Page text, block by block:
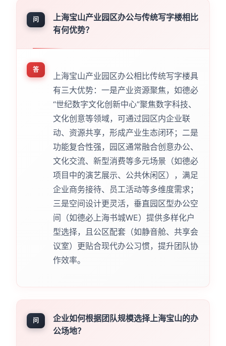
问
上海宝山产业园区办公与传统写字楼相比
有何优势？
答
上海宝山产业园区办公相比传统写字楼具
有三大优势：一是产业资源聚焦，如德必
“世纪数字文化创新中心”聚焦数字科技、
文化创意等领域，可通过园区内企业联
动、资源共享，形成产业生态闭环；二是
功能复合性强，园区通常融合创意办公、
文化交流、新型消费等多元场景（如德必
项目中的演艺展示、公共休闲区），满足
企业商务接待、员工活动等多维度需求；
三是空间设计更灵活，垂直园区型办公空
间（如德必上海书城WE）提供多样化户
型选择，且公区配套（如静音舱、共享会
议室）更贴合现代办公习惯，提升团队协
作效率。
问
企业如何根据团队规模选择上海宝山的办
公场地？